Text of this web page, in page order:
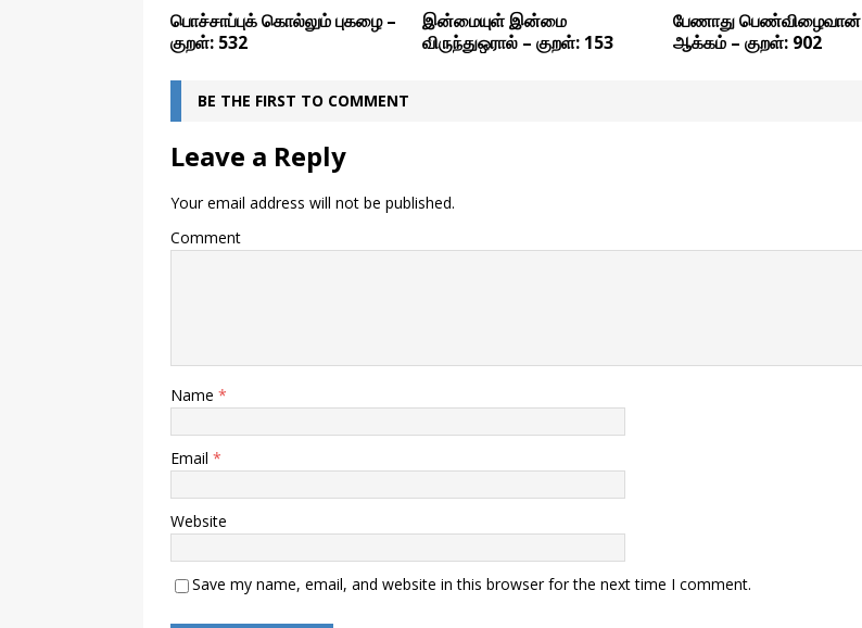
பொச்சாப்புக் கொல்லும் புகழை –
குறள்: 532
இன்மையுள் இன்மை
விருந்துஒரால் – குறள்: 153
பேணாது பெண்விழைவான்
ஆக்கம் – குறள்: 902
BE THE FIRST TO COMMENT
Leave a Reply
Your email address will not be published.
Comment
Name *
Email *
Website
Save my name, email, and website in this browser for the next time I comment.